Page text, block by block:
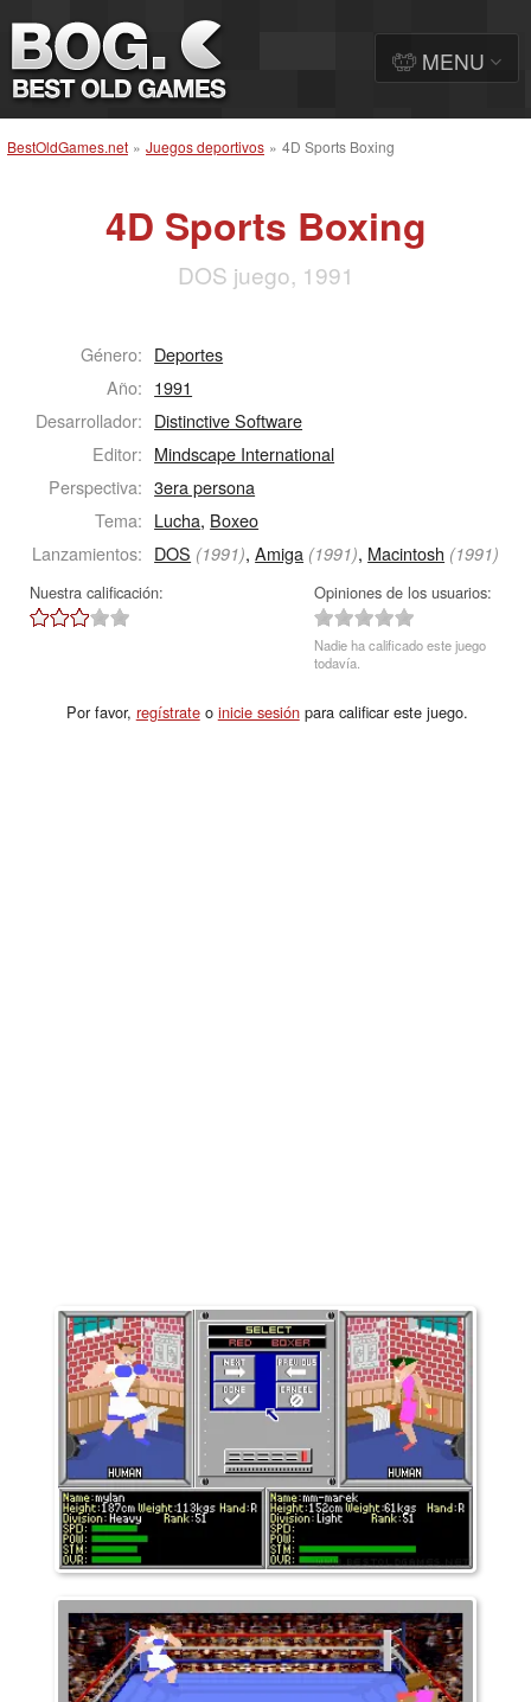
BestOldGames.net » Juegos deportivos » 4D Sports Boxing
4D Sports Boxing
DOS juego, 1991
Género: Deportes
Año: 1991
Desarrollador: Distinctive Software
Editor: Mindscape International
Perspectiva: 3era persona
Tema: Lucha, Boxeo
Lanzamientos: DOS (1991),Amiga (1991), Macintosh (1991)
Nuestra calificación: Opiniones de los usuarios:
Nadie ha calificado este juego
todavía.
Por favor, regístrateo inicie sesiónpara calificar este juego.
MENU